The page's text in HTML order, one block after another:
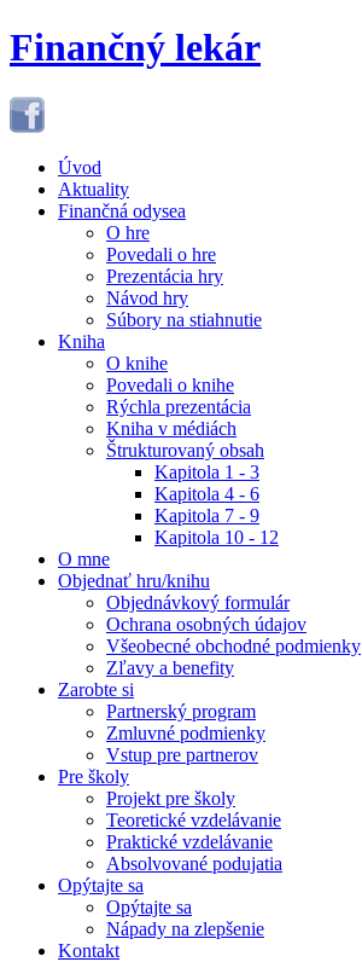
Finančný lekár
Úvod
Aktuality
Finančná odysea
O hre
Povedali o hre
Prezentácia hry
Návod hry
Súbory na stiahnutie
Kniha
O knihe
Povedali o knihe
Rýchla prezentácia
Kniha v médiách
Štrukturovaný obsah
Kapitola 1 - 3
Kapitola 4 - 6
Kapitola 7 - 9
Kapitola 10 - 12
O mne
Objednať hru/knihu
Objednávkový formulár
Ochrana osobných údajov
Všeobecné obchodné podmienky
Zľavy a benefity
Zarobte si
Partnerský program
Zmluvné podmienky
Vstup pre partnerov
Pre školy
Projekt pre školy
Teoretické vzdelávanie
Praktické vzdelávanie
Absolvované podujatia
Opýtajte sa
Opýtajte sa
Nápady na zlepšenie
Kontakt